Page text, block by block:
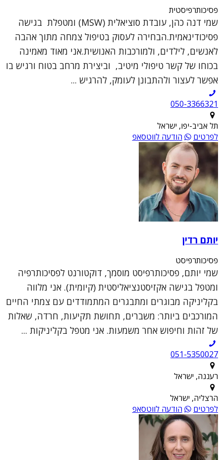
פסיכותרפיסטית
שמי דנה כהן, עובדת סוציאלית (MSW) ומטפלת בגישה
פסיכודינאמית.הבחירה לעסוק בטיפול צמחה מתוך אהבה
לאנשים, לילדים, ולמורכבות האנושית.אני מאוד מאמינה
בכוחו של קשר טיפולי מיטיב, וביצירת מרחב בטוח ורגיש בו
אפשר לעצור ולהתבונן לעומק, להרגיש ...
050-3366321
תל אביב-יפו, ישראל
לפרטים
הודעה לווטסאפ
יותם רדין
פסיכותרפיסט
שמי יותם, פסיכותרפיסט מוסמך, דוקטורנט לפסיכותרפיה
ומטפל בגישה אקזיסטנציאליסטית (קיומית). אני מלווה
בקליניקה מבוגרים ומתבגרים המתמודדים עם צמתי החיים
המורכבים ביותר: משברים, תחושת תקיעות, חרדה, שאלות
של זהות וחיפוש אחר משמעות. אני מטפל בקליניקות ...
051-5350027
רעננה, ישראל
הרצליה, ישראל
לפרטים
הודעה לווטסאפ